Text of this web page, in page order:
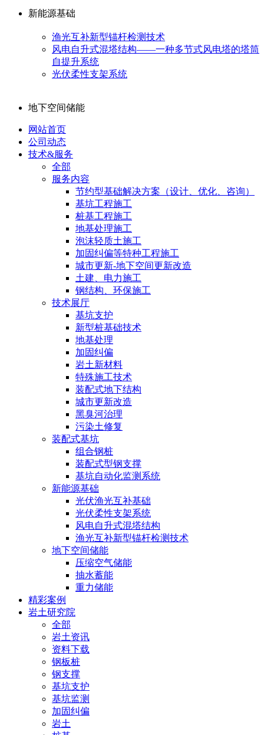
新能源基础
渔光互补新型锚杆检测技术
风电自升式混塔结构——一种多节式风电塔的塔筒
自提升系统
光伏柔性支架系统
地下空间储能
网站首页
公司动态
技术&服务
全部
服务内容
节约型基础解决方案（设计、优化、咨询）
基坑工程施工
桩基工程施工
地基处理施工
泡沫轻质土施工
加固纠偏等特种工程施工
城市更新-地下空间更新改造
土建、电力施工
钢结构、环保施工
技术展厅
基坑支护
新型桩基础技术
地基处理
加固纠偏
岩土新材料
特殊施工技术
装配式地下结构
城市更新改造
黑臭河治理
污染土修复
装配式基坑
组合钢桩
装配式型钢支撑
基坑自动化监测系统
新能源基础
光伏渔光互补基础
光伏柔性支架系统
风电自升式混塔结构
渔光互补新型锚杆检测技术
地下空间储能
压缩空气储能
抽水蓄能
重力储能
精彩案例
岩土研究院
全部
岩土资讯
资料下载
钢板桩
钢支撑
基坑支护
基坑监测
加固纠偏
岩土